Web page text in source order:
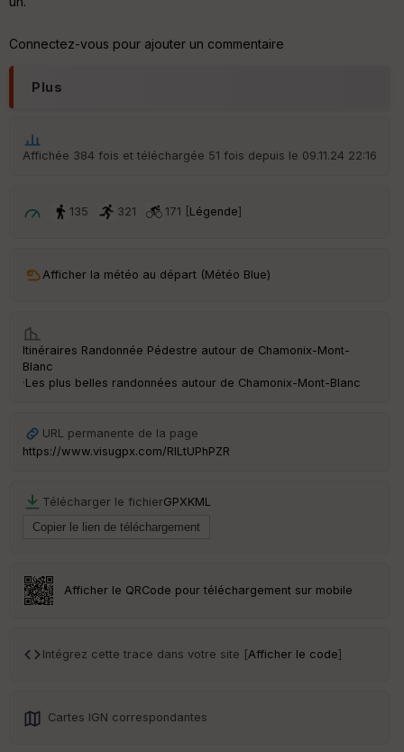
Connectez-vous pour ajouter un commentaire
Plus
Affichée 384 fois et téléchargée 51 fois depuis le 09.11.24 22:16
135 321 171 [Légende]
Afficher la météo au départ (Météo Blue)
Itinéraires Randonnée Pédestre autour de Chamonix-Mont-
Blanc
·Les plus belles randonnées autour de Chamonix-Mont-Blanc
URL permanente de la page
https://www.visugpx.com/RILtUPhPZR
Télécharger le fichierGPXKML
Afficher le QRCode pour téléchargement sur mobile
Intégrez cette trace dans votre site [Afficher le code]
Cartes IGN correspondantes